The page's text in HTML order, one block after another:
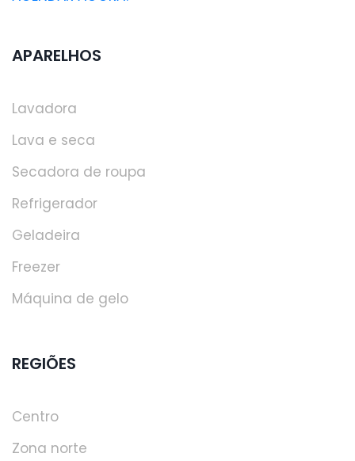
APARELHOS
Lavadora
Lava e seca
Secadora de roupa
Refrigerador
Geladeira
Freezer
Máquina de gelo
REGIÕES
Centro
Zona norte